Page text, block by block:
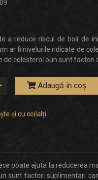
a reduce riscul de boli de
ar fi nivelurile ridicate de
de colesterol bun sunt
Adaugă în coș
și cu ceilalți
poate ajuta la reducerea
sunt factori suplimentari